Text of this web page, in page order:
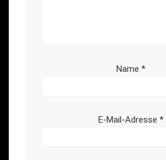
Name *
E-Mail-Adresse *